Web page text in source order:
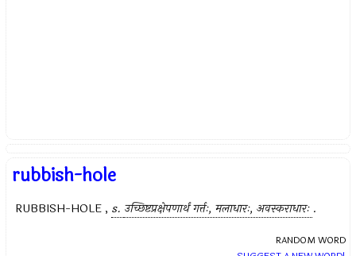
rubbish-hole
RUBBISH-HOLE , s. उच्छिष्टप्रक्षेपणार्थं गर्त्तः, मलाधारः, अवस्कराधारः .
RANDOM WORD